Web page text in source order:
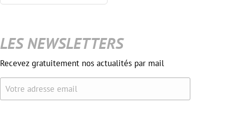
LES NEWSLETTERS
Recevez gratuitement nos actualités par mail
Votre adresse email